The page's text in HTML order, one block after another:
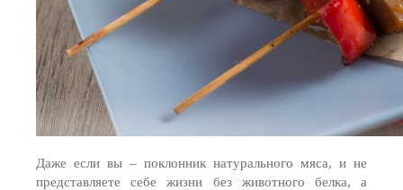
Даже если вы – поклонник натурального мяса, и не
представляете себе жизни без животного белка, а